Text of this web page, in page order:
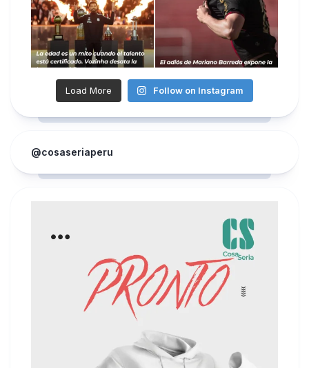
Load More Follow on Instagram
@cosaseriaperu